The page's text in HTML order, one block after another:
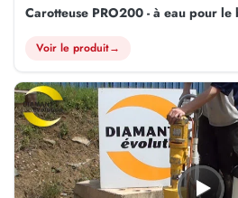
Carotteuse PRO200 - à eau pour le
Voir le produit→